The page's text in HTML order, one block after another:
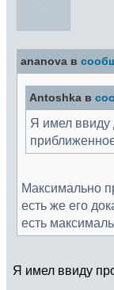
ananova в
Antoshka в
Я имел ввиду
Максимально
есть же его
есть
Я имел ввиду